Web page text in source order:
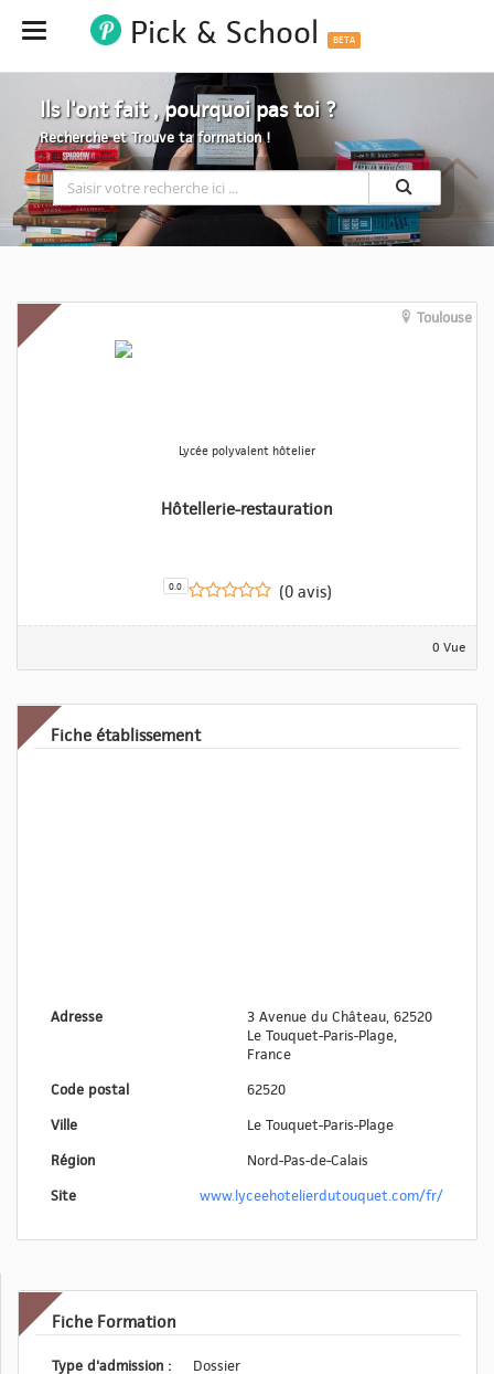
Hide Pick & School BETA
Ils l'ont fait , pourquoi pas toi ?
Recherche et Trouve ta formation !
Toulouse
Lycée polyvalent hôtelier
Hôtellerie-restauration
0.0 (0 avis)
0 Vue
Fiche établissement
Adresse
3 Avenue du Château, 62520
Le Touquet-Paris-Plage,
France
Code postal
62520
Ville
Le Touquet-Paris-Plage
Région
Nord-Pas-de-Calais
Site
www.lyceehotelierdutouquet.com/fr/
Fiche Formation
Type d'admission :
Dossier